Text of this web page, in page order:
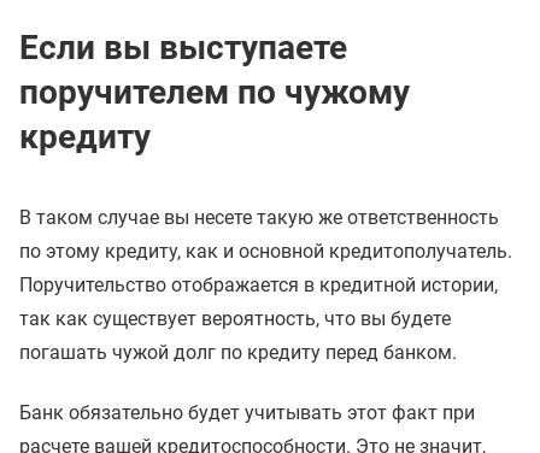
Если вы выступаете
поручителем по чужому
кредиту
В таком случае вы несете такую же ответственность
по этому кредиту, как и основной кредитополучатель.
Поручительство отображается в кредитной истории,
так как существует вероятность, что вы будете
погашать чужой долг по кредиту перед банком.
Банк обязательно будет учитывать этот факт при
расчете вашей кредитоспособности. Это не значит,